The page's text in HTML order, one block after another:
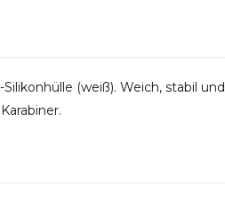
(weiß). Weich, stabil und